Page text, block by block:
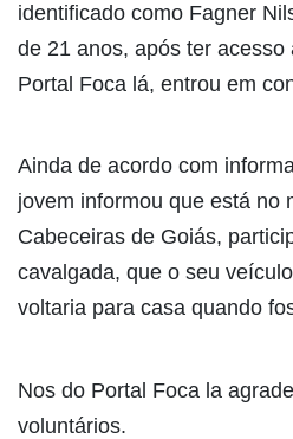
identificado como Fagner
de 21 anos, após ter
Portal Foca lá, entrou em
Ainda de acordo com
jovem informou que está no
Cabeceiras de Goiás,
cavalgada, que o seu
voltaria para casa quando
Nos do Portal Foca la
voluntários.